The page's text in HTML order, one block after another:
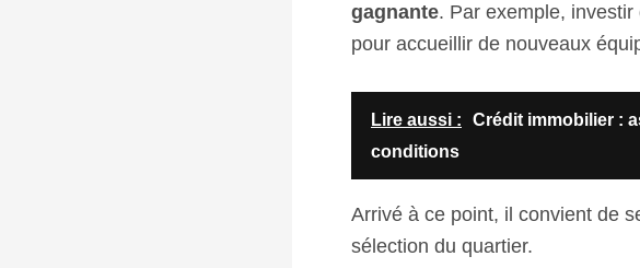
gagnante. Par exemple,
pour accueillir de nouveaux
Lire aussi :
Crédit immobilier :
conditions
Arrivé à ce point, il convient de
sélection du quartier.